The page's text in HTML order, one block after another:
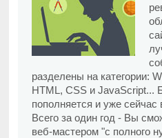
разделены на категории:
HTML, CSS и JavaScript...
пополняется и уже сейчас
Всего за один год - Вы
веб-мастером "с полного